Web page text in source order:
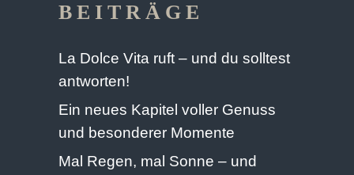
BEITRÄGE
La Dolce Vita ruft – und du solltest
antworten!
Ein neues Kapitel voller Genuss
und besonderer Momente
Mal Regen, mal Sonne – und